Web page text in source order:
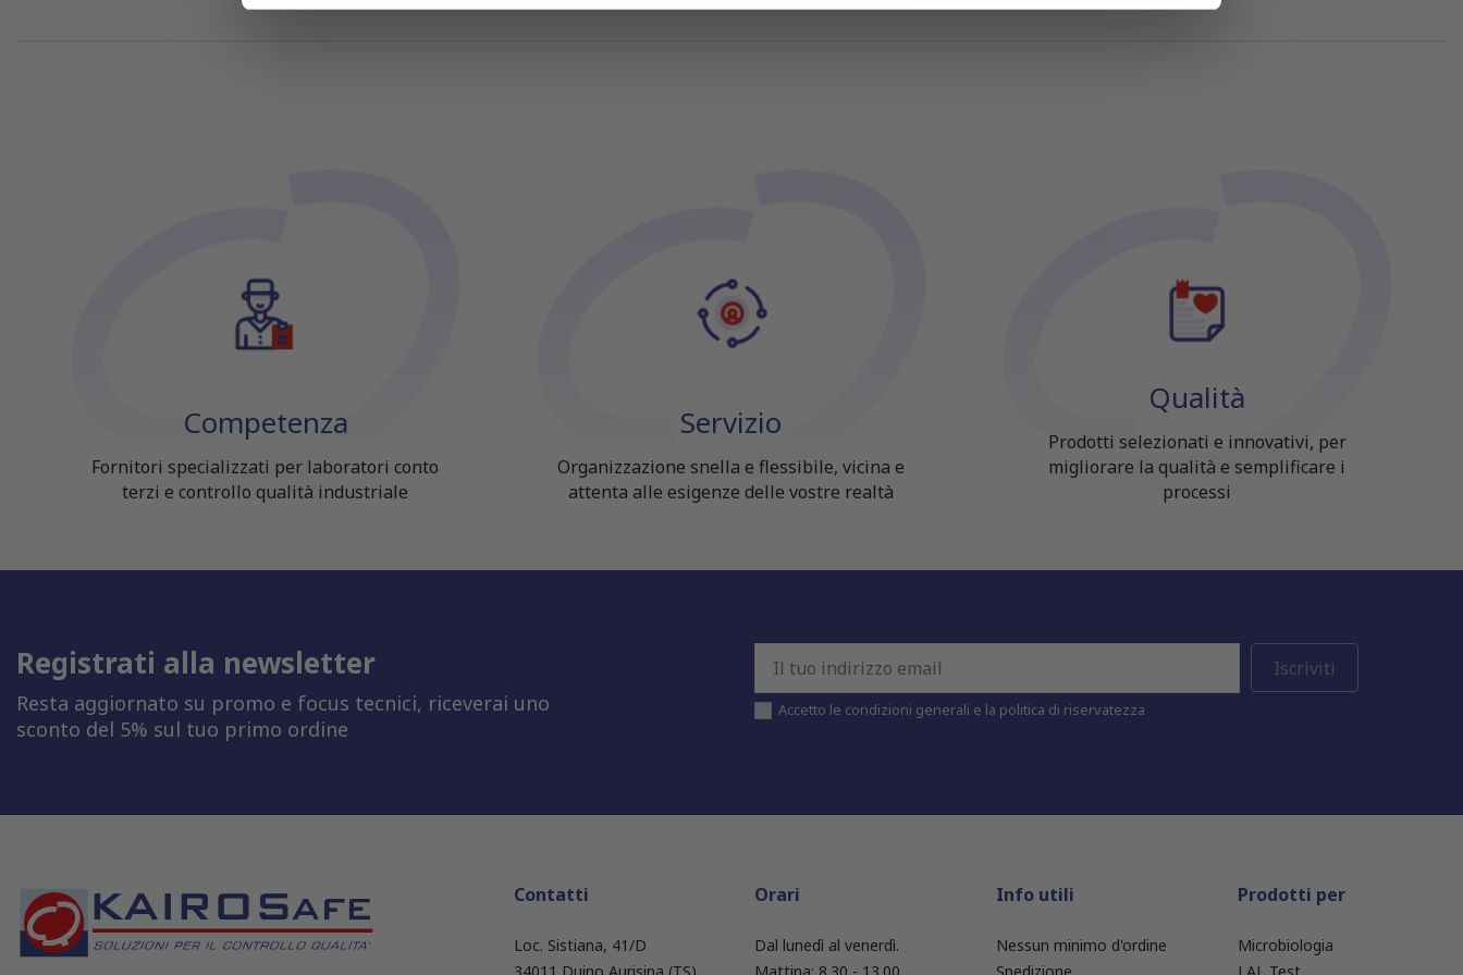
Competenza
Fornitori specializzati per laboratori conto
terzi e controllo qualità industriale
Servizio
Organizzazione snella e flessibile, vicina e
attenta alle esigenze delle vostre realtà
Qualità
Prodotti selezionati e innovativi, per
migliorare la qualità e semplificare i
processi
Registrati alla newsletter
Resta aggiornato su promo e focus tecnici, riceverai uno
sconto del 5% sul tuo primo ordine
Accetto le condizioni generali e la politica di riservatezza
Contatti
Loc. Sistiana, 41/D
Orari
Dal lunedì al venerdì.
Info utili
Nessun minimo d'ordine
Prodotti per
Microbiologia